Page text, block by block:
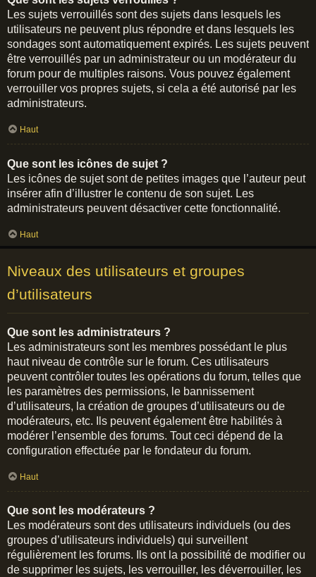
Les sujets verrouillés sont des sujets dans lesquels les
utilisateurs ne peuvent plus répondre et dans lesquels les
sondages sont automatiquement expirés. Les sujets peuvent
être verrouillés par un administrateur ou un modérateur du
forum pour de multiples raisons. Vous pouvez également
verrouiller vos propres sujets, si cela a été autorisé par les
administrateurs.
Haut
Que sont les icônes de sujet ?
Les icônes de sujet sont de petites images que l’auteur peut
insérer afin d’illustrer le contenu de son sujet. Les
administrateurs peuvent désactiver cette fonctionnalité.
Haut
Niveaux des utilisateurs et groupes
d’utilisateurs
Que sont les administrateurs ?
Les administrateurs sont les membres possédant le plus
haut niveau de contrôle sur le forum. Ces utilisateurs
peuvent contrôler toutes les opérations du forum, telles que
les paramètres des permissions, le bannissement
d’utilisateurs, la création de groupes d’utilisateurs ou de
modérateurs, etc. Ils peuvent également être habilités à
modérer l’ensemble des forums. Tout ceci dépend de la
configuration effectuée par le fondateur du forum.
Haut
Que sont les modérateurs ?
Les modérateurs sont des utilisateurs individuels (ou des
groupes d’utilisateurs individuels) qui surveillent
régulièrement les forums. Ils ont la possibilité de modifier ou
de supprimer les sujets, les verrouiller, les déverrouiller, les